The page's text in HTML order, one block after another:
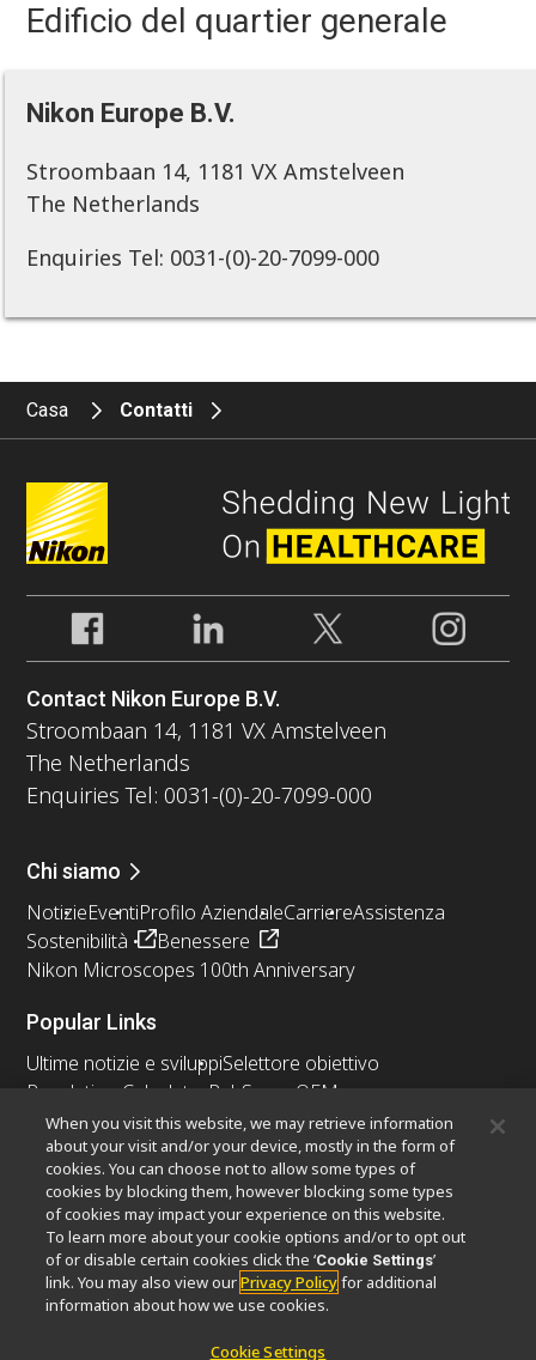
Edificio del quartier generale
Nikon Europe B.V.
Stroombaan 14, 1181 VX Amstelveen
The Netherlands
Enquiries Tel: 0031-(0)-20-7099-000
Casa Contatti
Contact Nikon Europe B.V.
Stroombaan 14, 1181 VX Amstelveen
The Netherlands
Enquiries Tel: 0031-(0)-20-7099-000
Chi siamo
NotizieEventiProfilo AziendaleCarriereAssistenza
Sostenibilità
Benessere
Nikon Microscopes 100th Anniversary
Popular Links
Ultime notizie e sviluppiSelettore obiettivo
Resolution Calculator PubScope OEM
Nikon Small World
MicroscopyU
Altri prodotti Nikon
Prodotti di imaging
Microscopia industriale e metrologia
Sistemi di litografia a semiconduttore
Sistemi di litografia a FPD
When you visit this website, we may retrieve information
about your visit and/or your device, mostly in the form of
cookies. You can choose not to allow some types of
cookies by blocking them, however blocking some types
of cookies may impact your experience on this website.
To learn more about your cookie options and/or to opt out
of or disable certain cookies click the ‘Cookie Settings’
link. You may also view ourPrivacy Policyfor additional
information about how we use cookies.
Cookie Settings